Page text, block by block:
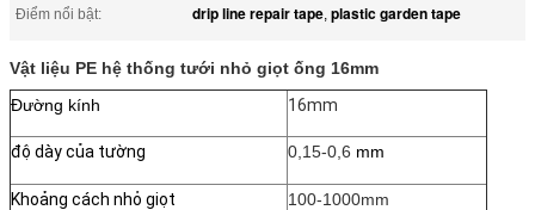
Điểm nổi bật:
drip line repair tape, plastic garden tape
Vật liệu PE hệ thống tưới nhỏ giọt ống 16mm
Đường kính
16mm
độ dày của tường 0,15-0,6 mm
Khoảng cách nhỏ giọt 100-1000mm